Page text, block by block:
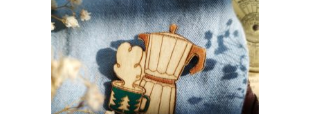
AJOUTER AU PANIER